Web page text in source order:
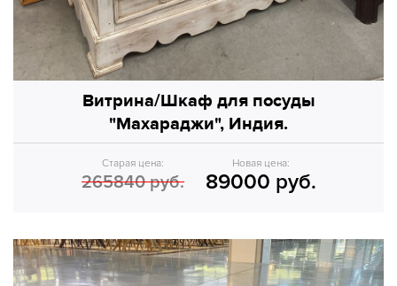
Витрина/Шкаф для посуды
"Махараджи", Индия.
Старая цена:
265840 руб.
Новая цена:
89000 руб.